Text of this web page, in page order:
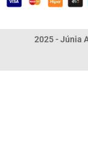
2025 - Júnia